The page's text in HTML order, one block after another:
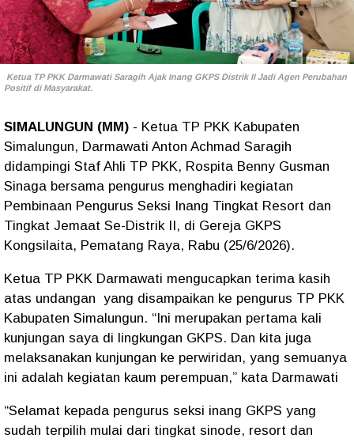
Ketua TP PKK Darmawati Saragih Ajak Inang GKPS Distrik II Jadi Agen Perubahan
Positif di Masyarakat.
SIMALUNGUN (MM) - Ketua TP PKK Kabupaten
Simalungun, Darmawati Anton Achmad Saragih
didampingi Staf Ahli TP PKK, Rospita Benny Gusman
Sinaga bersama pengurus menghadiri kegiatan
Pembinaan Pengurus Seksi Inang Tingkat Resort dan
Tingkat Jemaat Se-Distrik II, di Gereja GKPS
Kongsilaita, Pematang Raya, Rabu (25/6/2026).
Ketua TP PKK Darmawati mengucapkan terima kasih
atas undangan yang disampaikan ke pengurus TP PKK
Kabupaten Simalungun. “Ini merupakan pertama kali
kunjungan saya di lingkungan GKPS. Dan kita juga
melaksanakan kunjungan ke perwiridan, yang semuanya
ini adalah kegiatan kaum perempuan,” kata Darmawati
“Selamat kepada pengurus seksi inang GKPS yang
sudah terpilih mulai dari tingkat sinode, resort dan